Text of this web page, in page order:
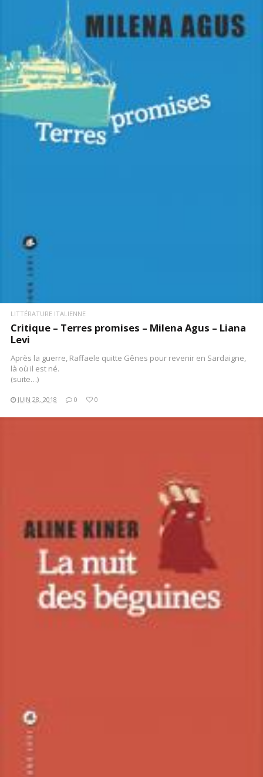
LIRE LA SUITE
LITTÉRATURE ITALIENNE
Critique – Terres promises – Milena Agus – Liana
Levi
Après la guerre, Raffaele quitte Gênes pour revenir en Sardaigne,
là où il est né.
(suite…)
JUIN 28, 2018 0 0
LIRE LA SUITE